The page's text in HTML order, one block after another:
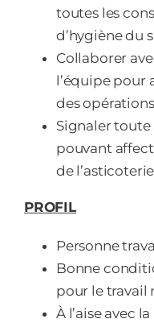
toutes les
d’hygiène du
Collaborer
l’équipe pour
des
Signaler
pouvant
de
PROFIL
Personne
Bonne
pour le travail
À l’aise avec